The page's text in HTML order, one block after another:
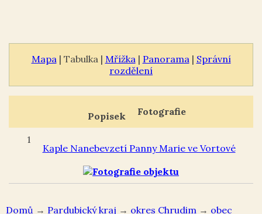
Domů → Pardubický kraj → okres Chrudim →
Mapa | Tabulka | Mřížka | Panorama | Správní
rozdělení
Popisek Fotografie
1
Kaple Nanebevzetí Panny Marie ve Vortové